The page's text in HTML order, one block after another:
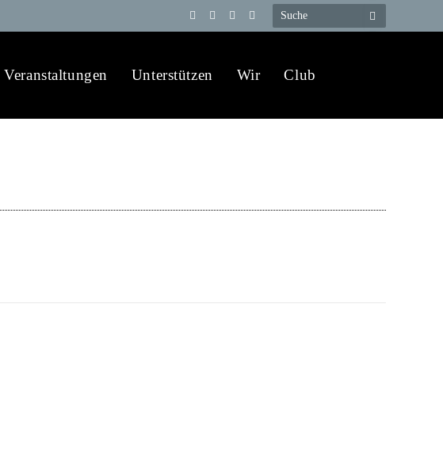
Telegram
YouTube
X
WhatsApp
Veranstaltungen Unterstützen Wir Club